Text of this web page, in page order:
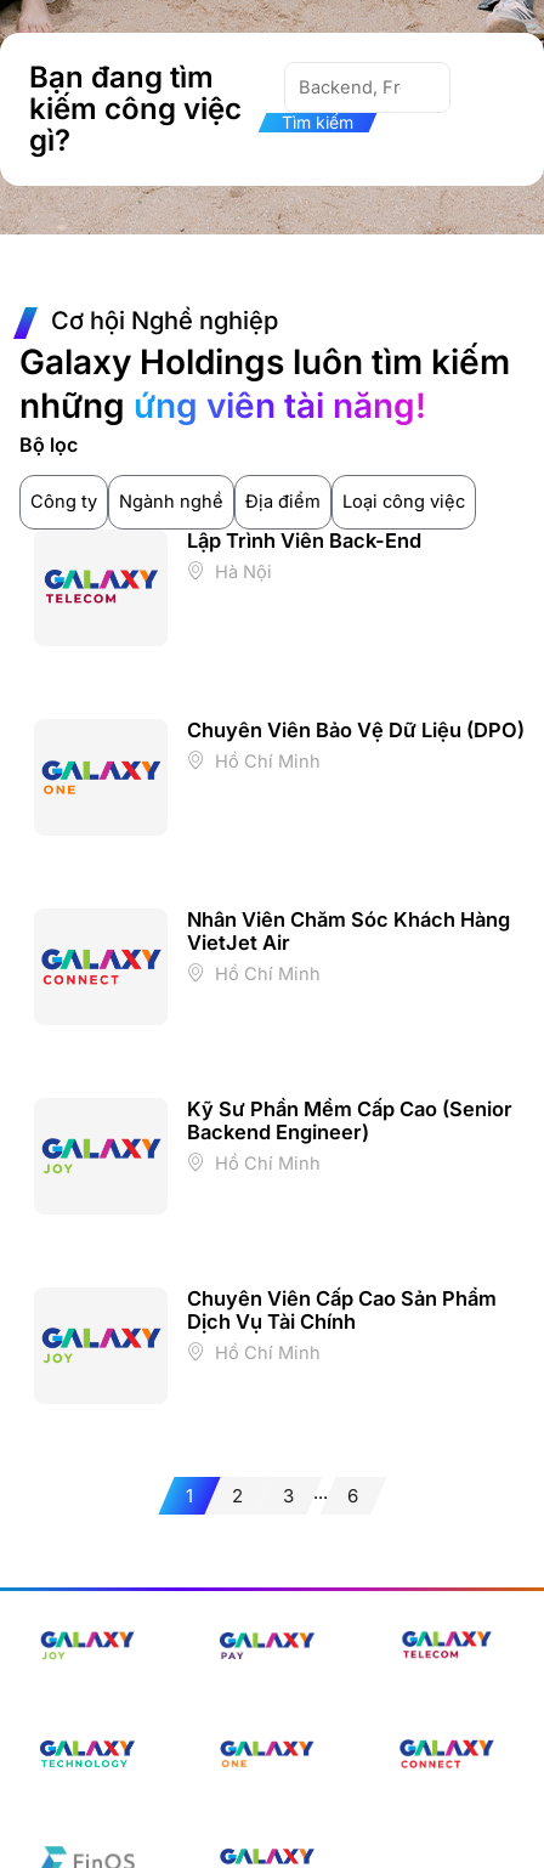
Bạn đang tìm
kiếm công việc
gì?
Tìm kiếm
Cơ hội Nghề nghiệp
Galaxy Holdings luôn tìm kiếm
những ứng viên tài năng!
Bộ lọc
Công ty Ngành nghề Địa điểm Loại công việc
Lập Trình Viên Back-End
Hà Nội
Chuyên Viên Bảo Vệ Dữ Liệu (DPO)
Hồ Chí Minh
Nhân Viên Chăm Sóc Khách Hàng
VietJet Air
Hồ Chí Minh
Kỹ Sư Phần Mềm Cấp Cao (Senior
Backend Engineer)
Hồ Chí Minh
Chuyên Viên Cấp Cao Sản Phẩm
Dịch Vụ Tài Chính
Hồ Chí Minh
1 2 3 ... 6